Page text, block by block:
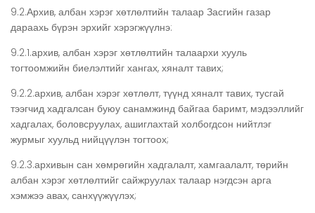
9.2.Архив, албан хэрэг хөтлөлтийн талаар Засгийн газар
дараахь бүрэн эрхийг хэрэгжүүлнэ:
9.2.1.архив, албан хэрэг хөтлөлтийн талаархи хууль
тогтоомжийн биелэлтийг хангах, хяналт тавих;
9.2.2.архив, албан хэрэг хөтлөлт, түүнд хяналт тавих, тусгай
тээгчид хадгалсан буюу санамжинд байгаа баримт, мэдээллийг
хадгалах, боловсруулах, ашиглахтай холбогдсон нийтлэг
журмыг хуульд нийцүүлэн тогтоох;
9.2.3.архивын сан хөмрөгийн хадгалалт, хамгаалалт, төрийн
албан хэрэг хөтлөлтийг сайжруулах талаар нэгдсэн арга
хэмжээ авах, санхүүжүүлэх;